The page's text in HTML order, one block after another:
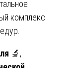
комплекс
🔬,